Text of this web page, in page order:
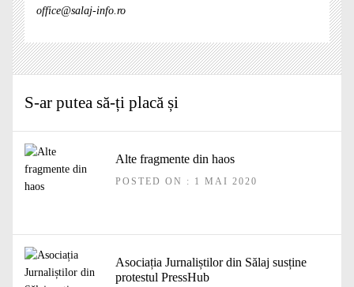
office@salaj-info.ro
S-ar putea să-ți placă și
Alte fragmente din haos
POSTED ON : 1 MAI 2020
Asociația Jurnaliștilor din Sălaj susține
protestul PressHub